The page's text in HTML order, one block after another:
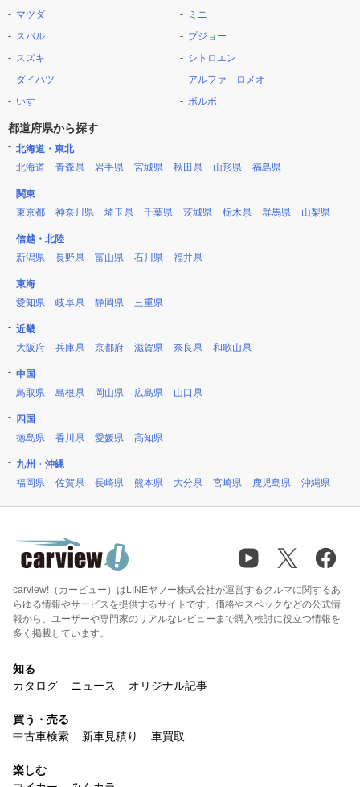
マツダ
スバル
スズキ
ダイハツ
いすゞ
ミニ
プジョー
シトロエン
アルファ ロメオ
ボルボ
都道府県から探す
北海道・東北
北海道
青森県 岩手県 宮城県 秋田県 山形県 福島県
関東
東京都
神奈川県 埼玉県 千葉県 茨城県 栃木県 群馬県 山梨県
信越・北陸
新潟県
長野県 富山県 石川県 福井県
東海
愛知県
岐阜県 静岡県 三重県
近畿
大阪府
兵庫県 京都府 滋賀県 奈良県 和歌山県
中国
鳥取県
島根県 岡山県 広島県 山口県
四国
徳島県
香川県 愛媛県 高知県
九州・沖縄
福岡県
佐賀県 長崎県 熊本県 大分県 宮崎県 鹿児島県 沖縄県
carview!（カービュー）はLINEヤフー株式会社が運営するクルマに関するあ
らゆる情報やサービスを提供するサイトです。価格やスペックなどの公式情
報から、ユーザーや専門家のリアルなレビューまで購入検討に役立つ情報を
多く掲載しています。
知る
カタログ
ニュース オリジナル記事
買う・売る
中古車検索
新車見積り 車買取
楽しむ